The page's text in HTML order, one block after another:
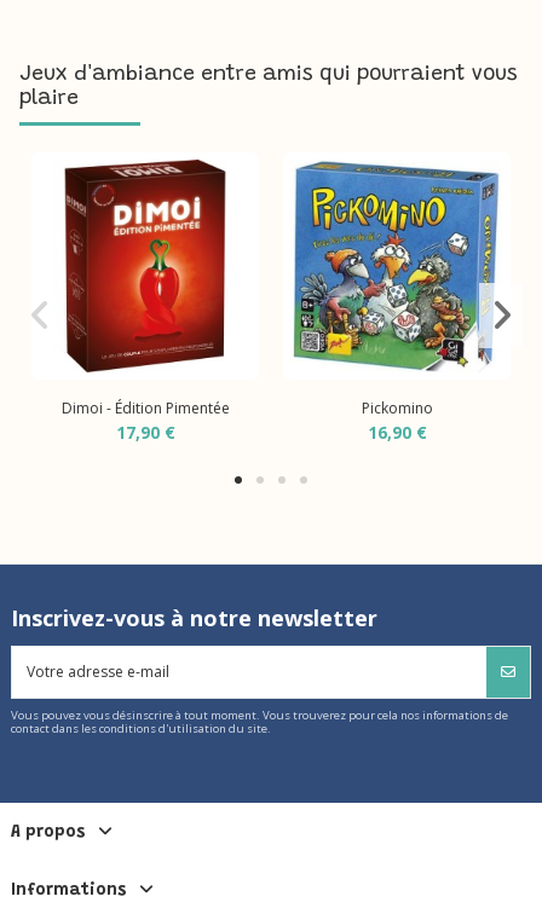
Jeux d'ambiance entre amis qui pourraient vous
plaire
Dimoi - Édition Pimentée
17,90 €
Pickomino
16,90 €
Inscrivez-vous à notre newsletter
Vous pouvez vous désinscrire à tout moment. Vous trouverez pour cela nos informations de
contact dans les conditions d'utilisation du site.
A propos
Informations